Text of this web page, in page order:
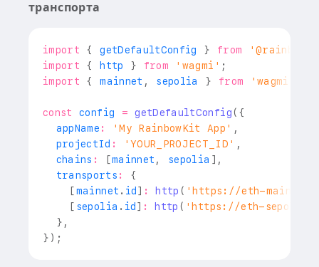
транспорта
import { getDefaultConfig } from
import
{ http } from 'wagmi' ;
import
{ mainnet , sepolia } from 'wagmi/
const config = getDefaultConfig( {
  appName
: 'My RainbowKit App' ,
  projectId
: 'YOUR_PROJECT_ID' ,
  chains
: [mainnet , sepolia ] ,
  transports
:
{
[mainnet . id ] : http ( 'https://eth-
[ sepolia . id ] : http ( 'https://eth-
} ,
} ) ;